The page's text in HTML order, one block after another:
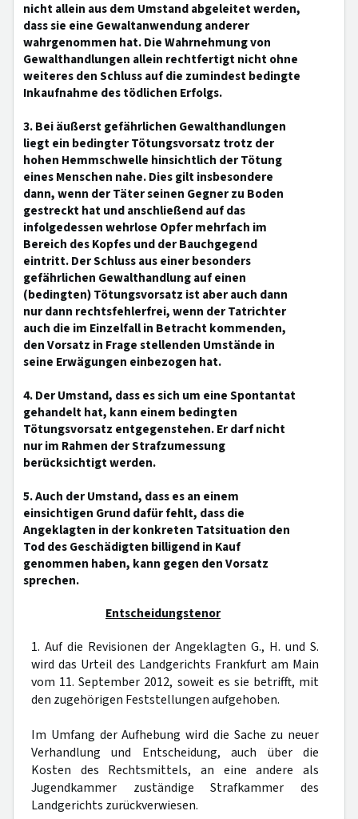
nicht allein aus dem Umstand abgeleitet werden,
dass sie eine Gewaltanwendung anderer
wahrgenommen hat. Die Wahrnehmung von
Gewalthandlungen allein rechtfertigt nicht ohne
weiteres den Schluss auf die zumindest bedingte
Inkaufnahme des tödlichen Erfolgs.
3. Bei äußerst gefährlichen Gewalthandlungen
liegt ein bedingter Tötungsvorsatz trotz der
hohen Hemmschwelle hinsichtlich der Tötung
eines Menschen nahe. Dies gilt insbesondere
dann, wenn der Täter seinen Gegner zu Boden
gestreckt hat und anschließend auf das
infolgedessen wehrlose Opfer mehrfach im
Bereich des Kopfes und der Bauchgegend
eintritt. Der Schluss aus einer besonders
gefährlichen Gewalthandlung auf einen
(bedingten) Tötungsvorsatz ist aber auch dann
nur dann rechtsfehlerfrei, wenn der Tatrichter
auch die im Einzelfall in Betracht kommenden,
den Vorsatz in Frage stellenden Umstände in
seine Erwägungen einbezogen hat.
4. Der Umstand, dass es sich um eine Spontantat
gehandelt hat, kann einem bedingten
Tötungsvorsatz entgegenstehen. Er darf nicht
nur im Rahmen der Strafzumessung
berücksichtigt werden.
5. Auch der Umstand, dass es an einem
einsichtigen Grund dafür fehlt, dass die
Angeklagten in der konkreten Tatsituation den
Tod des Geschädigten billigend in Kauf
genommen haben, kann gegen den Vorsatz
sprechen.
Entscheidungstenor
1. Auf die Revisionen der Angeklagten G., H. und S.
wird das Urteil des Landgerichts Frankfurt am Main
vom 11. September 2012, soweit es sie betrifft, mit
den zugehörigen Feststellungen aufgehoben.
Im Umfang der Aufhebung wird die Sache zu neuer
Verhandlung und Entscheidung, auch über die
Kosten des Rechtsmittels, an eine andere als
Jugendkammer zuständige Strafkammer des
Landgerichts zurückverwiesen.